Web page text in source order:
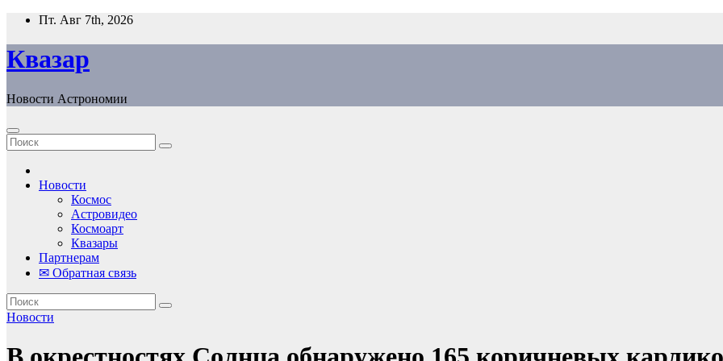
Перейти
содержанию
Пт. Авг 7th, 2026
Квазар
Новости Астрономии
Новости
Космос
Астровидео
Космоарт
Квазары
Партнерам
✉ Обратная связь
Новости